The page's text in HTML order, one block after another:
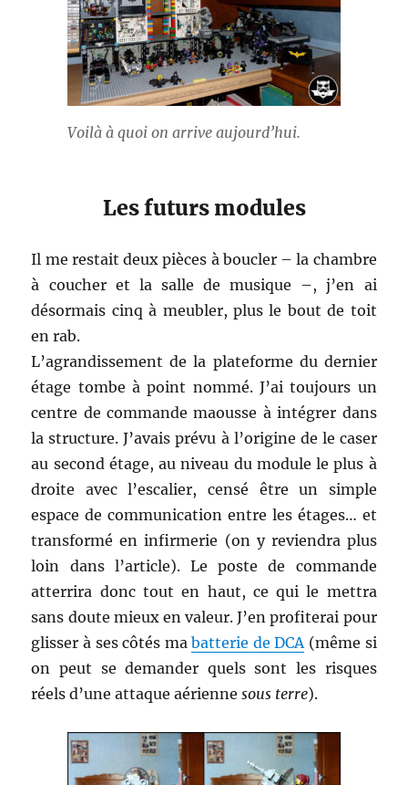
Voilà à quoi on arrive aujourd’hui.
Les futurs modules
Il me restait deux pièces à boucler – la chambre
à coucher et la salle de musique –, j’en ai
désormais cinq à meubler, plus le bout de toit
en rab.
L’agrandissement de la plateforme du dernier
étage tombe à point nommé. J’ai toujours un
centre de commande maousse à intégrer dans
la structure. J’avais prévu à l’origine de le caser
au second étage, au niveau du module le plus à
droite avec l’escalier, censé être un simple
espace de communication entre les étages… et
transformé en infirmerie (on y reviendra plus
loin dans l’article). Le poste de commande
atterrira donc tout en haut, ce qui le mettra
sans doute mieux en valeur. J’en profiterai pour
glisser à ses côtés mabatterie de DCA (même si
on peut se demander quels sont les risques
réels d’une attaque aériennesous terre).